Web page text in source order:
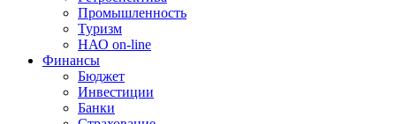
Промышленность
Туризм
НАО on-line
Финансы
Бюджет
Инвестиции
Банки